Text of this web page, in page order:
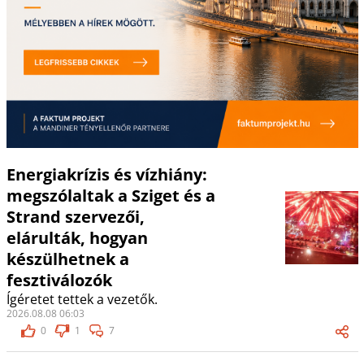
Energiakrízis és vízhiány:
megszólaltak a Sziget és a
Strand szervezői,
elárulták, hogyan
készülhetnek a
fesztiválozók
Ígéretet tettek a vezetők.
2026.08.08 06:03
0
1 7